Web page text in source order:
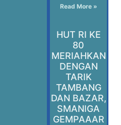
Read More »
HUT RI KE
80
MERIAHKAN
DENGAN
TARIK
TAMBANG
DAN BAZAR,
SMANIGA
GEMPAAAR